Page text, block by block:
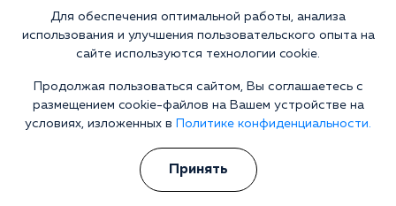
Вывод из запоя в стационаре
Капельница от запоя на дому
Капельница от запоя в стационаре
Капельница от похмелья
Для обеспечения оптимальной работы, анализа
использования и улучшения пользовательского опыта на
сайте используются технологии cookie.
Продолжая пользоваться сайтом, Вы соглашаетесь с
размещением cookie-файлов на Вашем устройстве на
условиях, изложенных в
Политике конфиденциальности.
Принять